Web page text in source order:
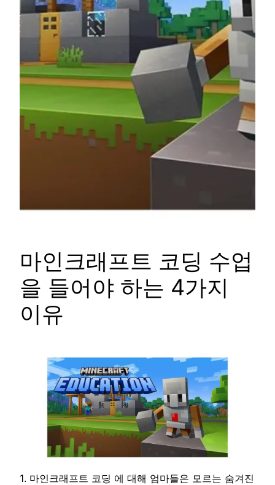
마인크래프트 코딩 수업
을 들어야 하는 4가지
이유
1. 마인크래프트 코딩 에 대해 엄마들은 모르는 숨겨진